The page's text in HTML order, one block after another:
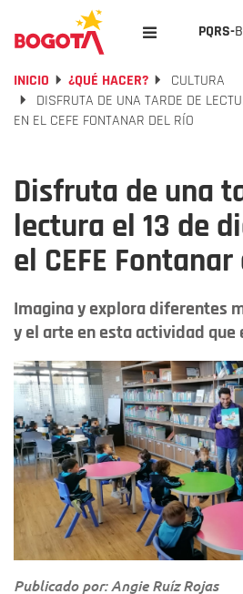
PQRS-
INICIO ¿QUÉ HACER?
CULTURA
DISFRUTA DE UNA TARDE DE
EN EL CEFE FONTANAR DEL RÍO
Disfruta de una
lectura el 13 de
el CEFE
Imagina y explora diferentes
y el arte en esta actividad que
Publicado por: Angie Ruíz Rojas